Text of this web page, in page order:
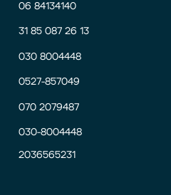
06 84134140
31 85 087 26 13
030 8004448
0527-857049
070 2079487
030-8004448
2036565231